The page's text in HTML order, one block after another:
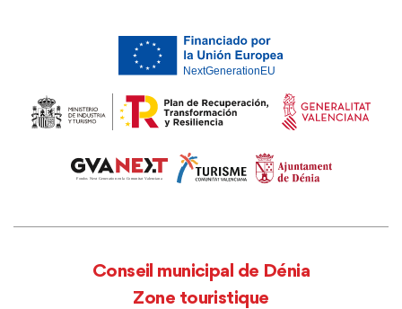
Conseil municipal de Dénia
Zone touristique